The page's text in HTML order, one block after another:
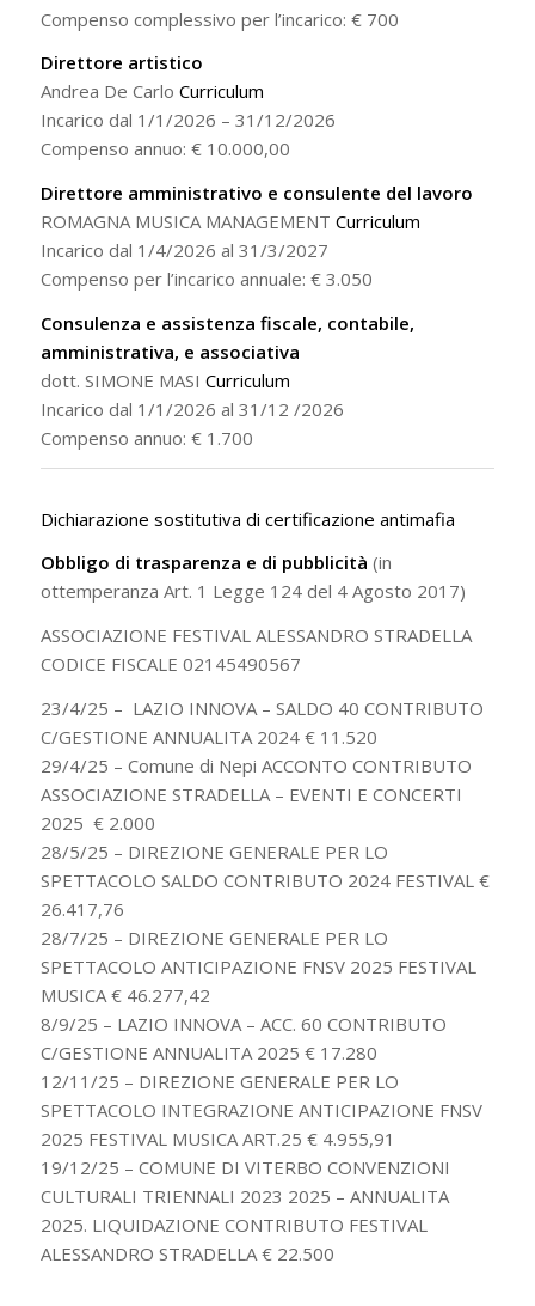
Compenso complessivo per l’incarico: € 700
Direttore artistico
Andrea De Carlo Curriculum
Incarico dal 1/1/2026 – 31/12/2026
Compenso annuo: € 10.000,00
Direttore amministrativo e consulente del lavoro
ROMAGNA MUSICA MANAGEMENT Curriculum
Incarico dal 1/4/2026 al 31/3/2027
Compenso per l’incarico annuale: € 3.050
Consulenza e assistenza fiscale, contabile,
amministrativa, e associativa
dott. SIMONE MASI Curriculum
Incarico dal 1/1/2026 al 31/12 /2026
Compenso annuo: € 1.700
Dichiarazione sostitutiva di certificazione antimafia
Obbligo di trasparenza e di pubblicità (in
ottemperanza Art. 1 Legge 124 del 4 Agosto 2017)
ASSOCIAZIONE FESTIVAL ALESSANDRO STRADELLA
CODICE FISCALE 02145490567
23/4/25 – LAZIO INNOVA – SALDO 40 CONTRIBUTO
C/GESTIONE ANNUALITA 2024 € 11.520
29/4/25 – Comune di Nepi ACCONTO CONTRIBUTO
ASSOCIAZIONE STRADELLA – EVENTI E CONCERTI
2025 € 2.000
28/5/25 – DIREZIONE GENERALE PER LO
SPETTACOLO SALDO CONTRIBUTO 2024 FESTIVAL €
26.417,76
28/7/25 – DIREZIONE GENERALE PER LO
SPETTACOLO ANTICIPAZIONE FNSV 2025 FESTIVAL
MUSICA € 46.277,42
8/9/25 – LAZIO INNOVA – ACC. 60 CONTRIBUTO
C/GESTIONE ANNUALITA 2025 € 17.280
12/11/25 – DIREZIONE GENERALE PER LO
SPETTACOLO INTEGRAZIONE ANTICIPAZIONE FNSV
2025 FESTIVAL MUSICA ART.25 € 4.955,91
19/12/25 – COMUNE DI VITERBO CONVENZIONI
CULTURALI TRIENNALI 2023 2025 – ANNUALITA
2025. LIQUIDAZIONE CONTRIBUTO FESTIVAL
ALESSANDRO STRADELLA € 22.500